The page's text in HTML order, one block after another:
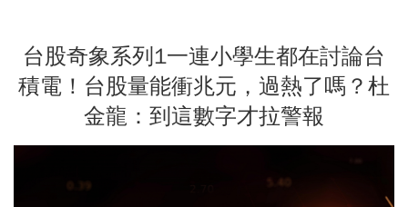
台股奇象系列1一連小學生都在討論台
積電！台股量能衝兆元，過熱了嗎？杜
金龍：到這數字才拉警報